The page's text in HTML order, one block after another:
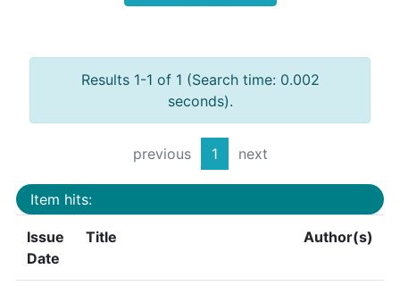
Results 1-1 of 1 (Search time: 0.002
seconds).
previous 1 next
Item hits:
Issue
Date
Title Author(s)